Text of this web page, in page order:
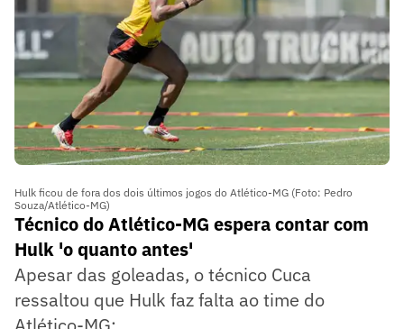
Hulk ficou de fora dos dois últimos jogos do Atlético-MG (Foto: Pedro
Souza/Atlético-MG)
Técnico do Atlético-MG espera contar com
Hulk 'o quanto antes'
Apesar das goleadas, o técnico Cuca
ressaltou que Hulk faz falta ao time do